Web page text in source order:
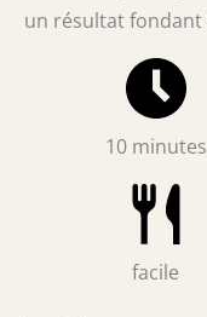
un résultat fondant
10 minutes
facile